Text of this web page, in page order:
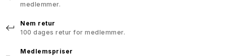
medlemmer.
Nem retur
100 dages retur for medlemmer.
Medlemspriser